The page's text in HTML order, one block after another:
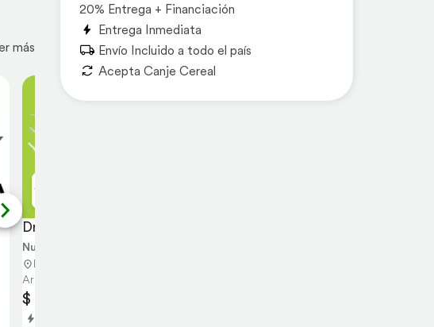
más
Drone Agras T50 DJI
Nuevo
Humberto Primo
Aran Tecnologías
$ Consultar
20% Entrega + Financiación
Entrega Inmediata
Envío Incluido a todo el país
Acepta Canje Cereal